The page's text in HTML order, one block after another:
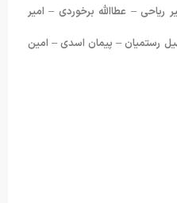
– عطاالله برخوردی – امیر
رستمیان – پیمان اسدی – امین